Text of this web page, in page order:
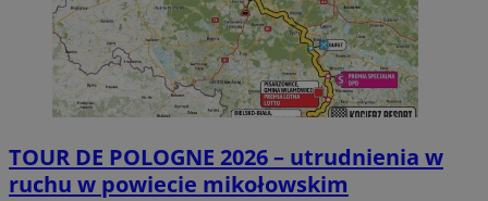
TOUR DE POLOGNE 2026 – utrudnienia w
ruchu w powiecie mikołowskim